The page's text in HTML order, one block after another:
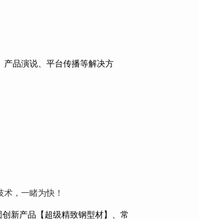
产品演说、平台传播等解决方
，一睹为快！
新产品【超级精致钢型材】、常